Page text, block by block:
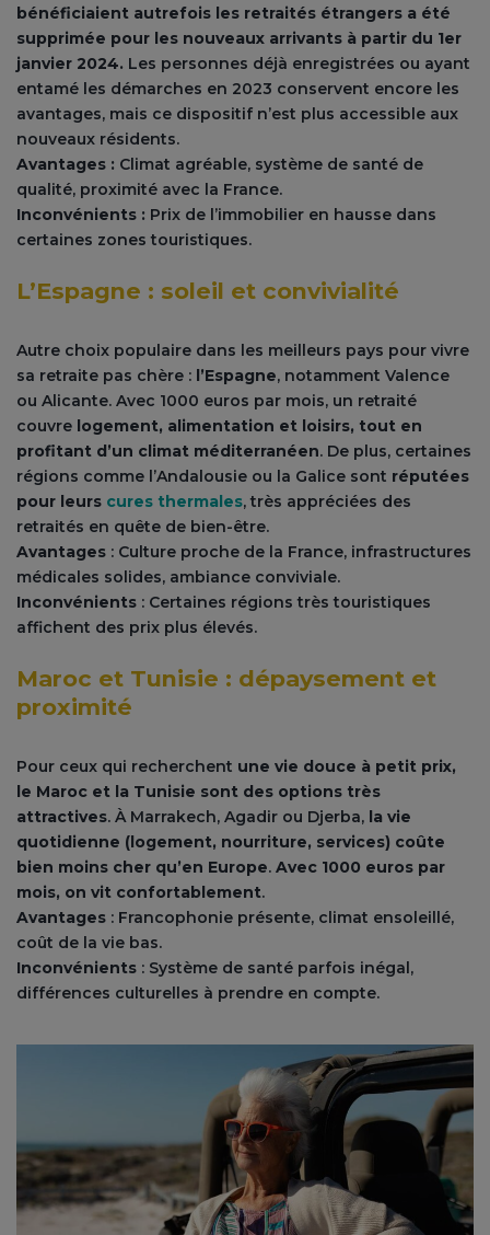
bénéficiaient autrefois les retraités étrangers a été
supprimée pour les nouveaux arrivants à partir du 1er
janvier 2024. Les personnes déjà enregistrées ou ayant
entamé les démarches en 2023 conservent encore les
avantages, mais ce dispositif n’est plus accessible aux
nouveaux résidents.
Avantages : Climat agréable, système de santé de
qualité, proximité avec la France.
Inconvénients : Prix de l’immobilier en hausse dans
certaines zones touristiques.
L’Espagne : soleil et convivialité
Autre choix populaire dans les meilleurs pays pour vivre
sa retraite pas chère : l’Espagne, notamment Valence
ou Alicante. Avec 1000 euros par mois, un retraité
couvre logement, alimentation et loisirs, tout en
profitant d’un climat méditerranéen. De plus, certaines
régions comme l’Andalousie ou la Galice sont réputées
pour leurs cures thermales, très appréciées des
retraités en quête de bien-être.
Avantages : Culture proche de la France, infrastructures
médicales solides, ambiance conviviale.
Inconvénients : Certaines régions très touristiques
affichent des prix plus élevés.
Maroc et Tunisie : dépaysement et
proximité
Pour ceux qui recherchent une vie douce à petit prix,
le Maroc et la Tunisie sont des options très
attractives. À Marrakech, Agadir ou Djerba, la vie
quotidienne (logement, nourriture, services) coûte
bien moins cher qu’en Europe. Avec 1000 euros par
mois, on vit confortablement.
Avantages : Francophonie présente, climat ensoleillé,
coût de la vie bas.
Inconvénients : Système de santé parfois inégal,
différences culturelles à prendre en compte.